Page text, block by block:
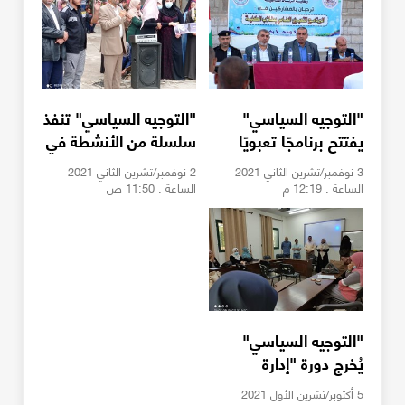
"التوجيه السياسي"
يفتتح برنامجًا تعبويًا
لطلاب كلية الرباط
الجامعية بخانيونس3 نوفمبر/تشرين الثاني 2021
الساعة . 12:19 م
"التوجيه السياسي" تنفذ
سلسلة من الأنشطة في
ذكرى وعد بلفور 2 نوفمبر/تشرين الثاني 2021
الساعة . 11:50 ص
"التوجيه السياسي"
يُخرج دورة "إدارة
الأزمات" لموظفات
5 أكتوبر/تشرين الأول 2021